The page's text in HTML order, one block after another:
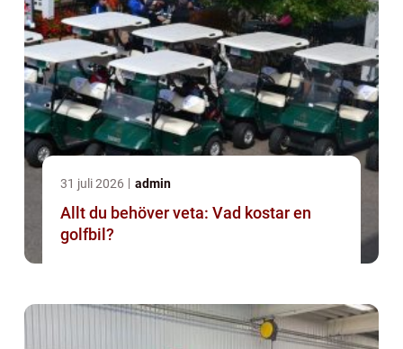
31 juli 2026 admin
Allt du behöver veta: Vad kostar en
golfbil?